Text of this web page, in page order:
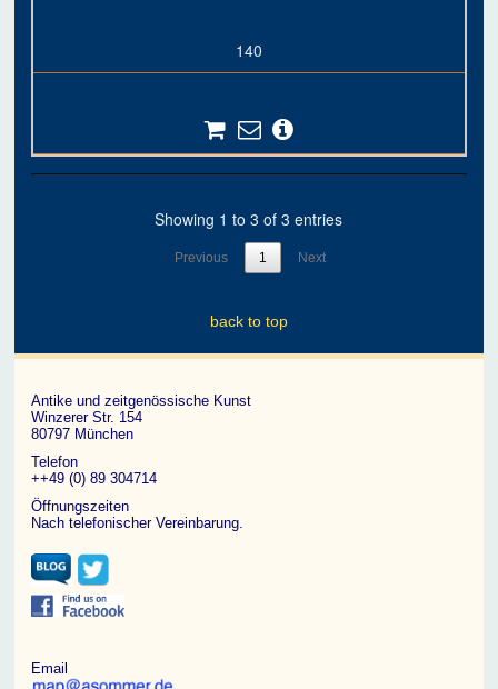
140
Showing 1 to 3 of 3 entries
Previous 1 Next
back to top
Antike und zeitgenössische Kunst
Winzerer Str. 154
80797 München
Telefon
++49 (0) 89 304714
Öffnungszeiten
Nach telefonischer Vereinbarung.
Email